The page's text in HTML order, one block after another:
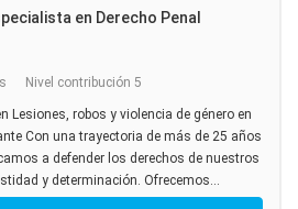
en Derecho Penal
Nivel contribución 5
Lesiones, robos y violencia de género en
Con una trayectoria de más de 25 años
a defender los derechos de nuestros
y determinación. Ofrecemos...